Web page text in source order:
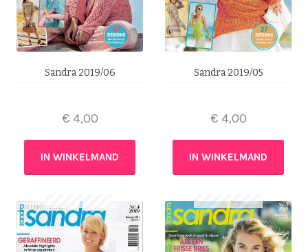
Sandra 2019/06
€ 4,00
IN WINKELMAND
Sandra 2019/05
€ 4,00
IN WINKELMAND